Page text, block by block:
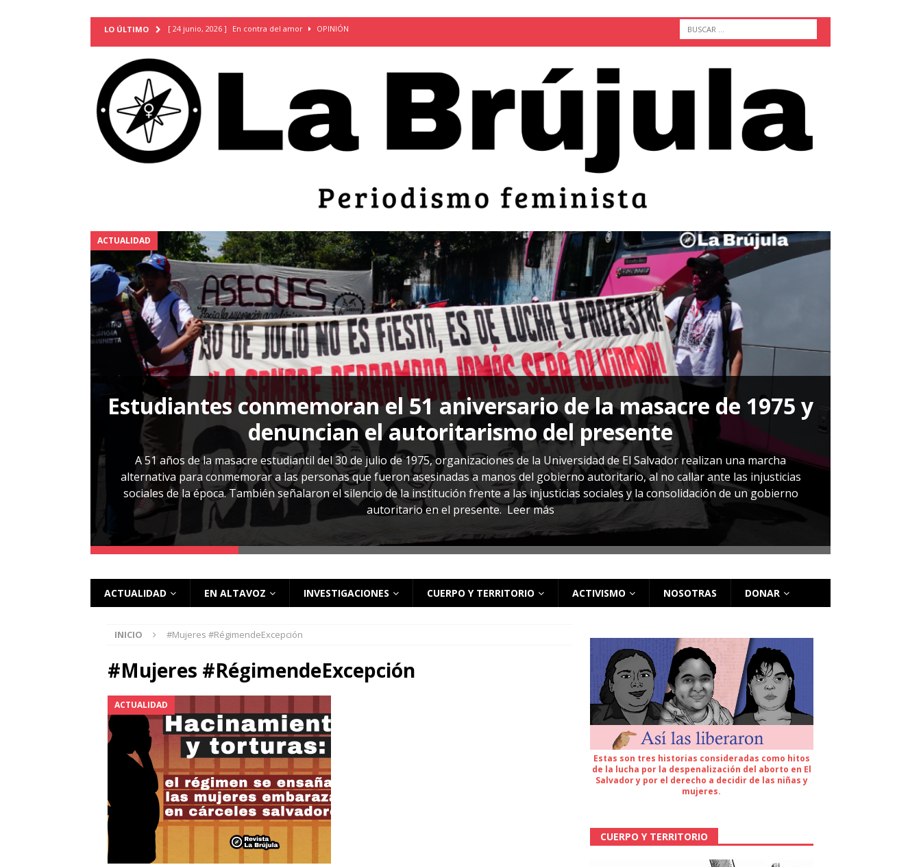
LO ÚLTIMO [ 24 junio, 2026 ] En contra del amor OPINIÓN
TERRITORIO
[ 21 febrero, 2026 ] Cuando la prevención de embarazos en niñas y adolescentes desaparece del territorio
INVESTIGACIONES
[ 31 julio, 2026 ] Estudiantes conmemoran el 51 aniversario de la masacre de 1975 y denuncian el
Piden mantener la libertad provisional de Sandra Leticia Hernández: víctima del régimen de
[ 28 julio, 2026 ] ARENA y FMLN apuestan por mujeres en sus fórmulas presidenciales para 2027
ACTUALIDAD
[ 24 julio, 2026 ] A María Hildaura le falló el Estado OPINIÓN
[ 28 julio, 2026 ] Más allá de los casos: cómo entender el VIH en El Salvador ACTUALIDAD
ACTUALIDAD
Estudiantes conmemoran el 51 aniversario de la masacre de 1975 y
denuncian el autoritarismo del presente
A 51 años de la masacre estudiantil del 30 de julio de 1975, organizaciones de la Universidad de El Salvador realizan una marcha
alternativa para conmemorar a las personas que fueron asesinadas a manos del gobierno autoritario, al no callar ante las injusticias
sociales de la época. También señalaron el silencio de la institución frente a las injusticias sociales y la consolidación de un gobierno
autoritario en el presente.Leer más
ACTUALIDAD EN ALTAVOZ INVESTIGACIONES CUERPO Y TERRITORIO ACTIVISMO NOSOTRAS DONAR
INICIO #Mujeres #RégimendeExcepción
#Mujeres #RégimendeExcepción
ACTUALIDAD
Estas son tres historias consideradas como hitos
de la lucha por la despenalización del aborto en El
Salvador y por el derecho a decidir de las niñas y
mujeres.
CUERPO Y TERRITORIO